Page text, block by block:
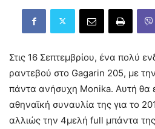
Στις 16 Σεπτεμβρίου, ένα πολύ
ραντεβού στο Gagarin 205, με
πάντα ανήσυχη Monika. Αυτή θα
αθηναϊκή συναυλία της για το
αλλιώς την 4μελή full μπάντα